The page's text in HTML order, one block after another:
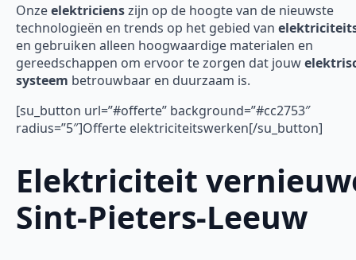
Onzeelektricienszijn op de hoogte van de nieuwste
technologieën en trends op het gebied van
en gebruiken alleen hoogwaardige materialen en
gereedschappen om ervoor te zorgen dat jouw
systeem betrouwbaar en duurzaam is.
[su_button url=”#offerte” background=”#cc2753″
radius=”5″]Offerte elektriciteitswerken[/su_button]
Elektriciteit
Sint-Pieters-Leeuw